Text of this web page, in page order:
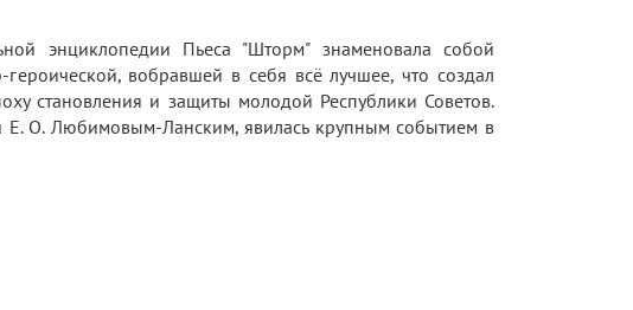
энциклопедии Пьеса "Шторм" знаменовала собой
вобравшей в себя всё лучшее, что создал
становления и защиты молодой Республики Советов.
Е. О. Любимовым-Ланским, явилась крупным событием в